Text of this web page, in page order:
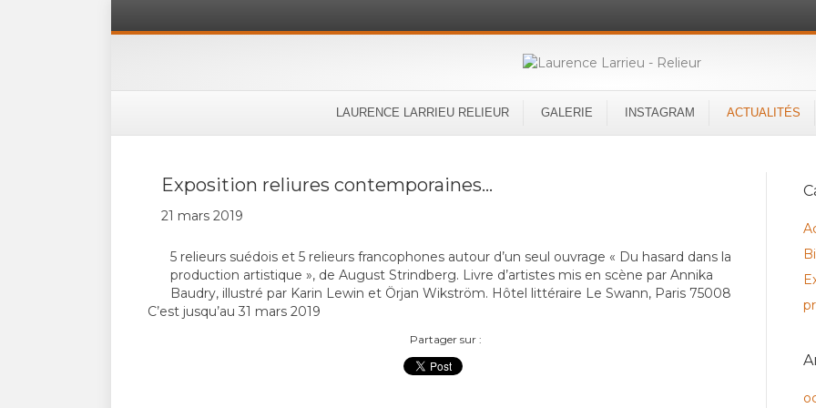
LAURENCE LARRIEU RELIEUR GALERIE INSTAGRAM ACTUALITÉS
Exposition reliures contemporaines…
21 mars 2019
5 relieurs suédois et 5 relieurs francophones autour d’un seul ouvrage « Du hasard dans la
production artistique », de August Strindberg. Livre d’artistes mis en scène par Annika
Baudry, illustré par Karin Lewin et Örjan Wikström. Hôtel littéraire Le Swann, Paris 75008
C’est jusqu’au 31 mars 2019
Partager sur :